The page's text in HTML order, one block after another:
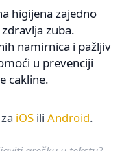
higijena zajedno
zuba.
namirnica i pažljiv
u prevenciji
cakline.
iOS ili Android.